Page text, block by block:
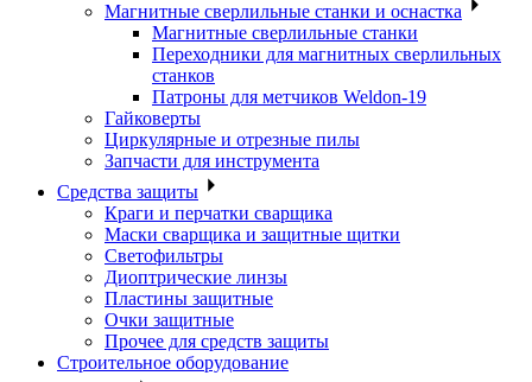
Магнитные сверлильные станки и оснастка
Магнитные сверлильные станки
Переходники для магнитных сверлильных
станков
Патроны для метчиков Weldon-19
Гайковерты
Циркулярные и отрезные пилы
Запчасти для инструмента
Средства защиты
Краги и перчатки сварщика
Маски сварщика и защитные щитки
Светофильтры
Диоптрические линзы
Пластины защитные
Очки защитные
Прочее для средств защиты
Строительное оборудование